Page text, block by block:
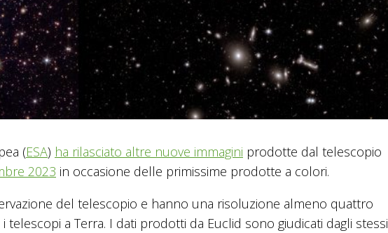
(ESA) ha rilasciato altre nuove immagini prodotte dal telescopio
2023 in occasione delle primissime prodotte a colori.
del telescopio e hanno una risoluzione almeno quattro
a Terra. I dati prodotti da Euclid sono giudicati dagli stessi